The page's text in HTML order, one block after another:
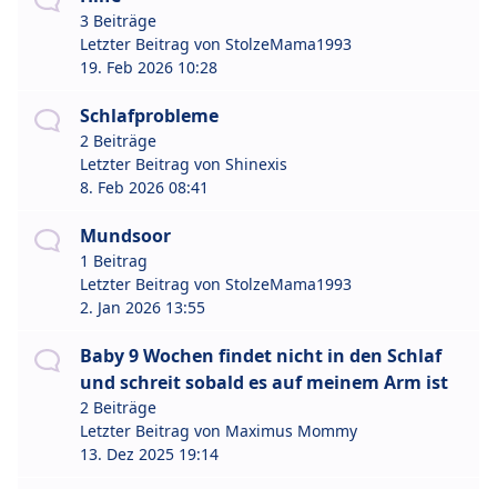
3 Beiträge
Letzter Beitrag von StolzeMama1993
19. Feb 2026 10:28
Schlafprobleme
2 Beiträge
Letzter Beitrag von Shinexis
8. Feb 2026 08:41
Mundsoor
1 Beitrag
Letzter Beitrag von StolzeMama1993
2. Jan 2026 13:55
Baby 9 Wochen findet nicht in den Schlaf
und schreit sobald es auf meinem Arm ist
2 Beiträge
Letzter Beitrag von Maximus Mommy
13. Dez 2025 19:14